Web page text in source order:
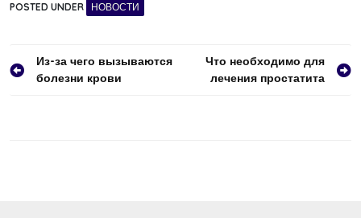
POSTED UNDER НОВОСТИ
Навигация
Из-за чего вызываются
болезни крови
Что необходимо для
лечения простатита